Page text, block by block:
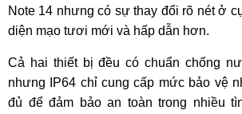
Note 14 nhưng có sự thay đổi rõ nét ở
diện mạo tươi mới và hấp dẫn hơn.
Cả hai thiết bị đều có chuẩn chống
nhưng IP64 chỉ cung cấp mức bảo vệ
đủ để đảm bảo an toàn trong nhiều